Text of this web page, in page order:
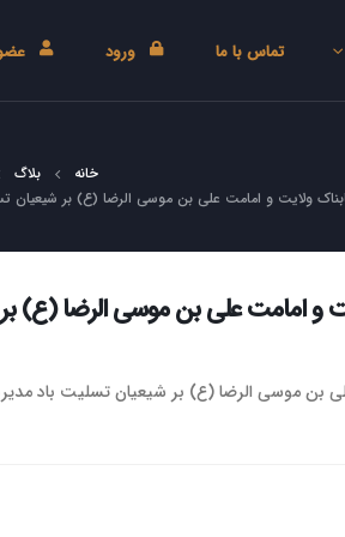
تماس با ما ورود
خانه بلاگ
ولایت و امامت علی بن موسی الرضا (ع) بر شیعیان
و امامت علی بن موسی الرضا (ع) بر
بن موسی الرضا (ع) بر شیعیان تسلیت باد